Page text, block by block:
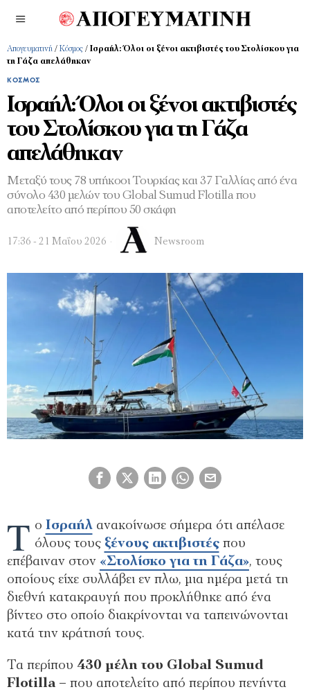
Απογευματινή / Κόσμος / Ισραήλ: Όλοι οι ξένοι ακτιβιστές του Στολίσκου για
τη Γάζα απελάθηκαν
ΚΌΣΜΟΣ
Ισραήλ: Όλοι οι ξένοι ακτιβιστές
του Στολίσκου για τη Γάζα
απελάθηκαν
Μεταξύ τους 78 υπήκοοι Τουρκίας και 37 Γαλλίας από ένα
σύνολο 430 μελών του Global Sumud Flotilla που
αποτελείτο από περίπου 50 σκάφη
17:36 - 21 Μαΐου 2026 Newsroom
Τ ο Ισραήλ ανακοίνωσε σήμερα ότι απέλασε
όλους τους ξένους ακτιβιστέςπου
επέβαιναν στον «Στολίσκο για τη Γάζα», τους
οποίους είχε συλλάβει εν πλω, μια ημέρα μετά τη
διεθνή κατακραυγή που προκλήθηκε από ένα
βίντεο στο οποίο διακρίνονται να ταπεινώνονται
κατά την κράτησή τους.
Τα περίπου 430 μέλη του Global Sumud
Flotilla – που αποτελείτο από περίπου πενήντα